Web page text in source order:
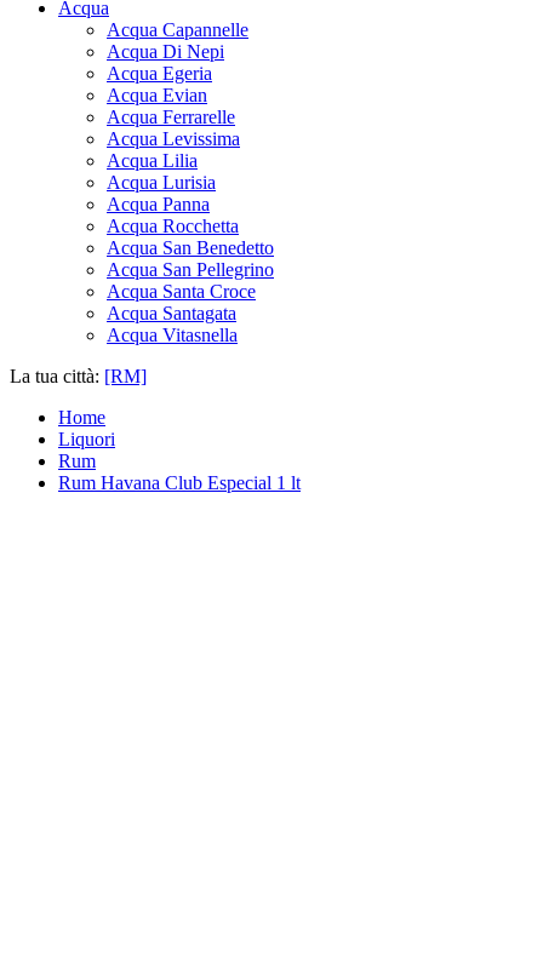
Acqua
Acqua Capannelle
Acqua Di Nepi
Acqua Egeria
Acqua Evian
Acqua Ferrarelle
Acqua Levissima
Acqua Lilia
Acqua Lurisia
Acqua Panna
Acqua Rocchetta
Acqua San Benedetto
Acqua San Pellegrino
Acqua Santa Croce
Acqua Santagata
Acqua Vitasnella
La tua città: [RM]
Home
Liquori
Rum
Rum Havana Club Especial 1 lt